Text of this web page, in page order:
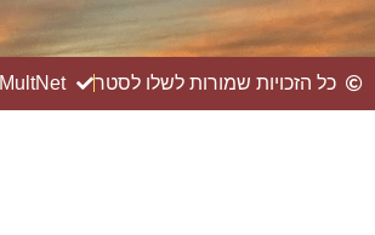
כל הזכויות שמורות לשלו לסטר MultNet: בניית אתרים